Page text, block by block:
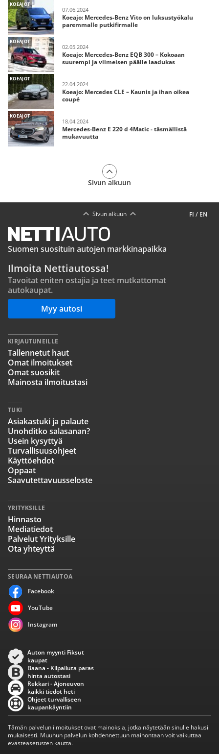
KOEAJOT
07.06.2024
Koeajo: Mercedes-Benz Vito on luksustyökalu
paremmalle putkifirmalle
KOEAJOT
02.05.2024
Koeajo: Mercedes-Benz EQB 300 – Kokoaan
suurempi ja viimeisen päälle laadukas
KOEAJOT
22.04.2024
Koeajo: Mercedes CLE – Kaunis ja ihan oikea
coupé
KOEAJOT
18.04.2024
Mercedes-Benz E 220 d 4Matic - täsmällistä
mukavuutta
Sivun alkuun
FI / EN
Sivun alkuun
Suomen suosituin autojen markkinapaikka
Ilmoita Nettiautossa!
Tavoitat eniten ostajia ja teet mutkattomat
autokaupat.
Myy autosi
SEURAA NETTIAUTOA
Facebook
YouTube
Instagram
KIRJAUTUNEILLE
Tallennetut haut
Omat ilmoitukset
Omat suosikit
Mainosta ilmoitustasi
TUKI
Asiakastuki ja palaute
Unohditko salasanan?
Usein kysyttyä
Turvallisuusohjeet
Käyttöehdot
Oppaat
Saavutettavuusseloste
YRITYKSILLE
Hinnasto
Mediatiedot
Palvelut Yrityksille
Ota yhteyttä
Auton myynti Fiksut
kaupat
Baana - Kilpailuta paras
hinta autostasi
Rekkari - Ajoneuvon
kaikki tiedot heti
Ohjeet turvalliseen
kaupankäyntiin
Tämän palvelun ilmoitukset ovat mainoksia, jotka näytetään sinulle hakusi
mukaisesti. Muuhun palvelun kohdennettuun mainontaan voit vaikuttaa
evästeasetusten kautta.